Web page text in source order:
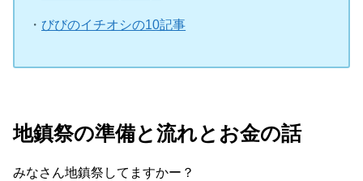
・ びびのイチオシの10記事
地鎮祭の準備と流れとお金の話
みなさん地鎮祭してますかー？